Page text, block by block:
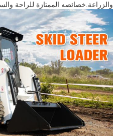
والزراعة.خصائصه الممتازة للراحة